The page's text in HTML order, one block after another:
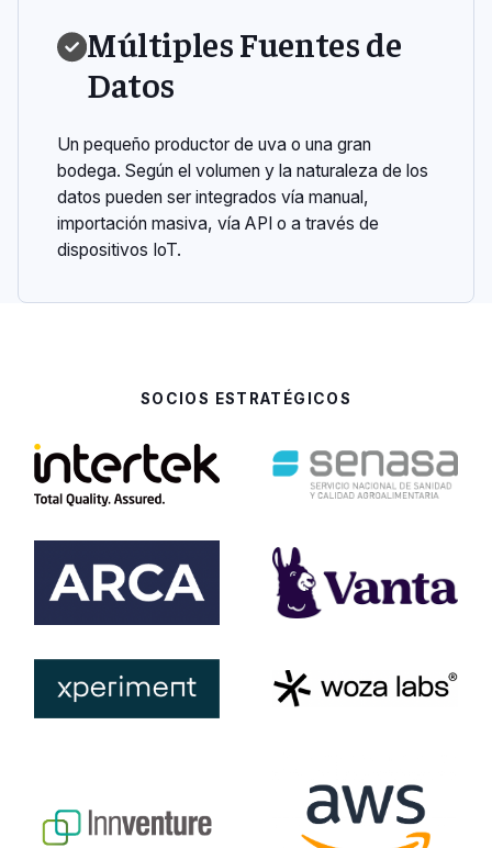
Múltiples Fuentes de
Datos
Un pequeño productor de uva o una gran
bodega. Según el volumen y la naturaleza de los
datos pueden ser integrados vía manual,
importación masiva, vía API o a través de
dispositivos IoT.
SOCIOS ESTRATÉGICOS